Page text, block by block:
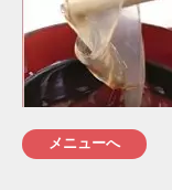
メニューへ